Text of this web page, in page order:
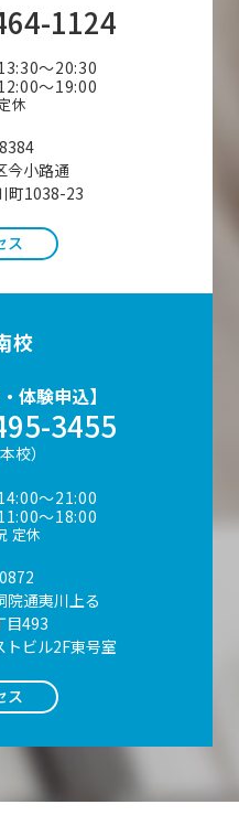
1124
〜20:30
〜19:00
休
今小路通
町1038-23
ス
校
体験申込】
3455
校）
〜21:00
〜18:00
定休
院通夷川上る
目493
トビル2F東号室
ス